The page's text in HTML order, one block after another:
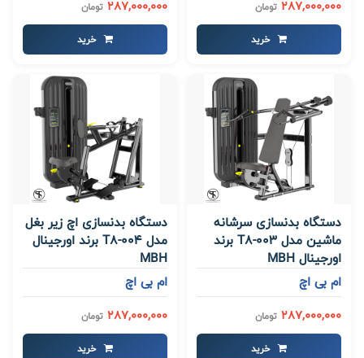
287,000,000 تومان
خرید
287,000,000 تومان
خرید
دستگاه بدنسازی سرشانه
ماشین مدل T8-003 برند
اورجینال MBH
ام بی اچ
287,000,000 تومان
خرید
دستگاه بدنسازی اچ زیر بغل
مدل T8-004 برند اورجینال
MBH
ام بی اچ
287,000,000 تومان
خرید